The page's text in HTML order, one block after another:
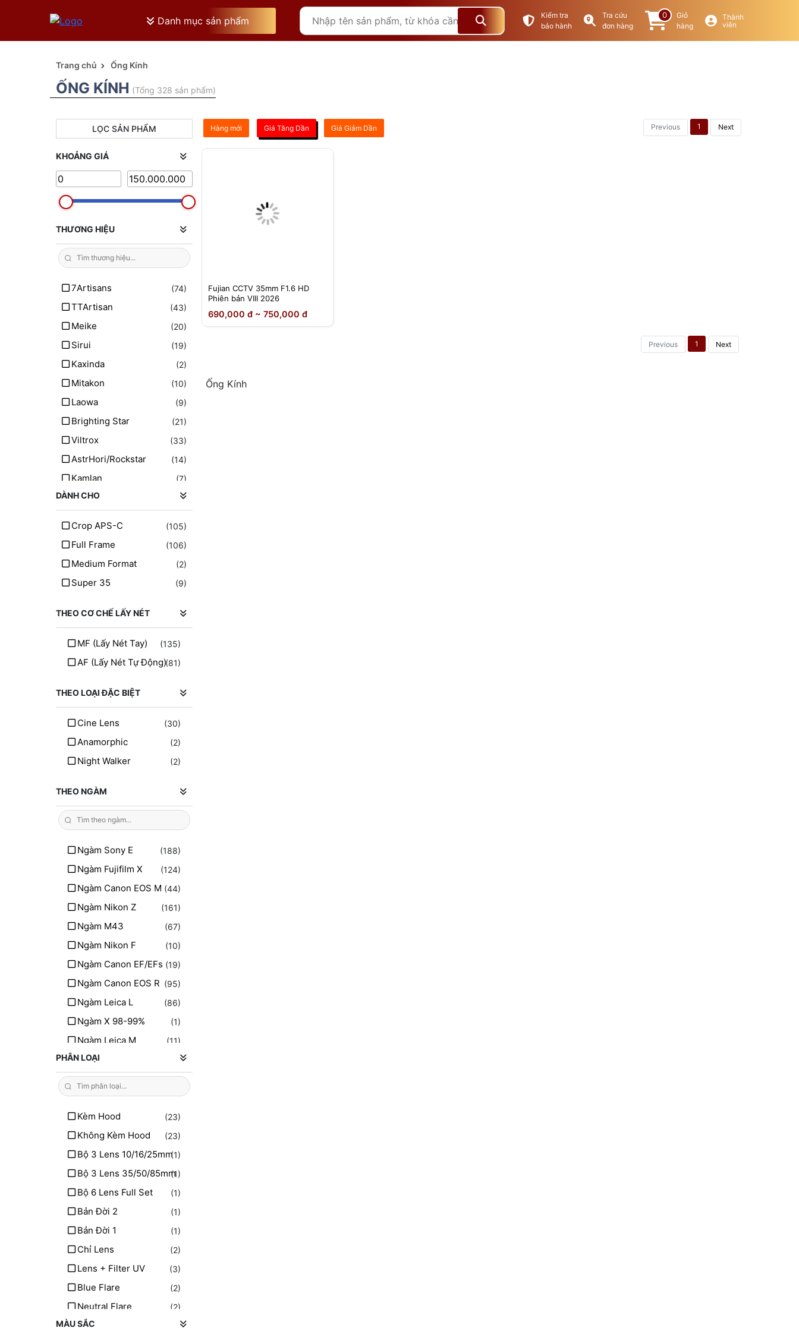
Danh mục sản phẩm
Kiểm tra
bảo hành
Tra cứu
đơn hàng
0
Giỏ
hàng
Thành
viên
Trang chủ Ống Kính
ỐNG KÍNH (Tổng 328 sản phẩm)
LỌC SẢN PHẨM
KHOẢNG GIÁ
THƯƠNG HIỆU
7Artisans (74)
TTArtisan (43)
Meike (20)
Sirui (19)
Kaxinda (2)
Mitakon (10)
Laowa (9)
Brighting Star (21)
Viltrox (33)
AstrHori/Rockstar (14)
Kamlan (7)
Vistilen (7)
Megadap (1)
SG Image (2)
Yongnou (5)
DÀNH CHO
Crop APS-C (105)
Full Frame (106)
Medium Format (2)
Super 35 (9)
THEO CƠ CHẾ LẤY NÉT
MF (lấy Nét Tay) (135)
AF (lấy Nét Tự Động)(81)
THEO LOẠI ĐẶC BIỆT
Cine Lens (30)
Anamorphic (2)
Night Walker (2)
THEO NGÀM
Ngàm Sony E (188)
Ngàm Fujifilm X (124)
Ngàm Canon EOS M (44)
Ngàm Nikon Z (161)
Ngàm M43 (67)
Ngàm Nikon F (10)
Ngàm Canon EF/EFs (19)
Ngàm Canon EOS R (95)
Ngàm Leica L (86)
Ngàm X 98-99% (1)
Ngàm Leica M (11)
Ngàm PL (11)
Ngàm Fujifilm GFX (9)
Ngàm Sony A (1)
Ngàm Pentax K (1)
Ngàm Hasselblad XCD(2)
PHÂN LOẠI
Kèm Hood (23)
Không Kèm Hood (23)
Bộ 3 Lens 10/16/25mm(1)
Bộ 3 Lens 35/50/85mm(1)
Bộ 6 Lens Full Set (1)
Bản Đời 2 (1)
Bản Đời 1 (1)
Chỉ Lens (2)
Lens + Filter UV (3)
Blue Flare (2)
Neutral Flare (2)
Ngàm M42 (2)
MÀU SẮC
Hàng mới Giá Tăng Dần Giá Giảm Dần Previous 1 Next
Fujian CCTV 35mm F1.6 HD
Phiên bản VIII 2026
690,000 đ ~ 750,000 đ
Previous 1 Next
Ống Kính